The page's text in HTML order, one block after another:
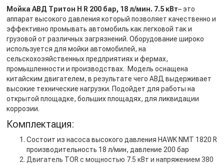
Мойка АВД Тритон H R 200 бар, 18 л/мин. 7.5 кВт– это
аппарат высокого давления который позволяет качественно и
эффективно промывать автомобиль как легковой так и
грузовой от различных загрязнений. Оборудование широко
используется для мойки автомобилей, на
сельскохозяйственных предприятиях и фермах,
промышленности и производствах. Модель оснащена
китайским двигателем, в результате чего АВД выдерживает
высокие технические нагрузки. Подойдет для работы на
открытой площадке, больших площадях, для ликвидации
коррозии.
Комплектация:
Состоит из насоса высокого давления HAWK NMT 1820 R
производительность 18 л/мин, давление 200 бар
Двигатель TOR с мощностью 7.5 кВт и напряжением 380